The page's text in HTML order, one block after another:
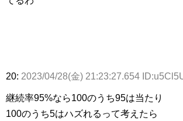
20: 2023/04/28(金) 21:23:27.654
継続率95%なら100のうち95は当たり
100のうち5はハズれるって考えたら